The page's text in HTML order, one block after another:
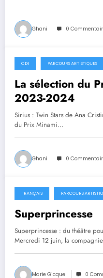
Ghani 0
14 juin 2024
CDI PARCOURS ARTISTIQUES
La sélection du
2023-2024
Sirius : Twin Stars de Ana
du Prix Minami…
Ghani 0
13 juin 2024
FRANÇAIS PARCOURS
Superprincesse
Superprincesse : du théâtre
Mercredi 12 juin, la
Marie Gicquel 0